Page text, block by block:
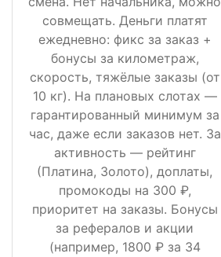
совмещать. Деньги платят
ежедневно: фикс за заказ +
бонусы за километраж,
скорость, тяжёлые заказы (от
10 кг). На плановых слотах —
гарантированный минимум за
час, даже если заказов нет. За
активность — рейтинг
(Платина, Золото), доплаты,
промокоды на 300 ₽,
приоритет на заказы. Бонусы
за рефералов и акции
(например, 1800 ₽ за 34